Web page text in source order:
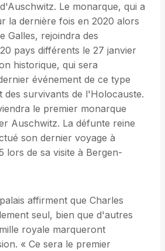
Le monarque, qui a
la dernière fois en 2020 alors
Galles, rejoindra des
pays différents le 27 janvier
historique, qui sera
événement de ce type
des survivants de l'Holocauste.
le premier monarque
Auschwitz. La défunte reine
son dernier voyage à
lors de sa visite à Bergen-
affirment que Charles
seul, bien que d'autres
royale marqueront
« Ce sera le premier